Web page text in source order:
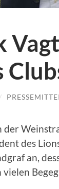
/
der
des
an,
vielen